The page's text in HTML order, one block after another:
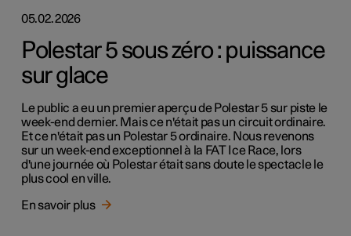
05.02.2026
Polestar 5 sous zéro : puissance
sur glace
Le public a eu un premier aperçu de Polestar 5 sur piste le
week-end dernier. Mais ce n'était pas un circuit ordinaire.
Et ce n'était pas un Polestar 5 ordinaire. Nous revenons
sur un week-end exceptionnel à la FAT Ice Race, lors
d'une journée où Polestar était sans doute le spectacle le
plus cool en ville.
En savoir plus